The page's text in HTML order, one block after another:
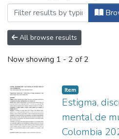
All browse results
Now showing 1 - 2 of 2
Item
Estigma,
mental de
Colombia